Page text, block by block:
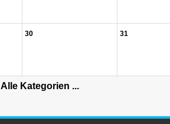
30 31
Alle Kategorien ...